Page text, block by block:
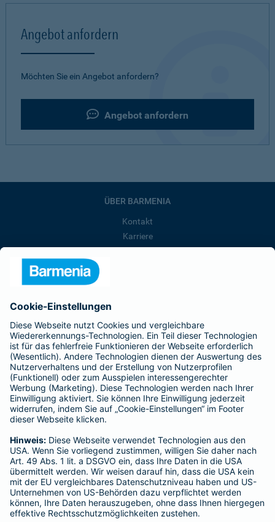
Angebot anfordern
Möchten Sie ein Angebot anfordern?
Angebot anfordern
ÜBER BARMENIA
Kontakt
Karriere
Presse
Barmenia ist Teil der BarmeniaGothaer
BELIEBTE SEITEN
Kranken-Zusatzversicherung
Tierversicherungen
Haftpflichtversicherung
Hausratversicherung
Adresse ändern
Schaden melden
Kilometerstandsmeldung
Serviceübersicht